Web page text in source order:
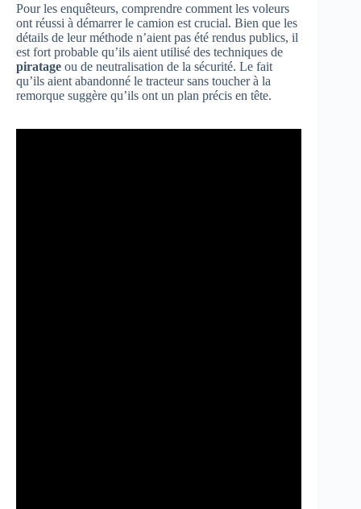
Pour les enquêteurs, comprendre comment les voleurs
ont réussi à démarrer le camion est crucial. Bien que les
détails de leur méthode n’aient pas été rendus publics, il
est fort probable qu’ils aient utilisé des techniques de
piratage ou de neutralisation de la sécurité. Le fait
qu’ils aient abandonné le tracteur sans toucher à la
remorque suggère qu’ils ont un plan précis en tête.